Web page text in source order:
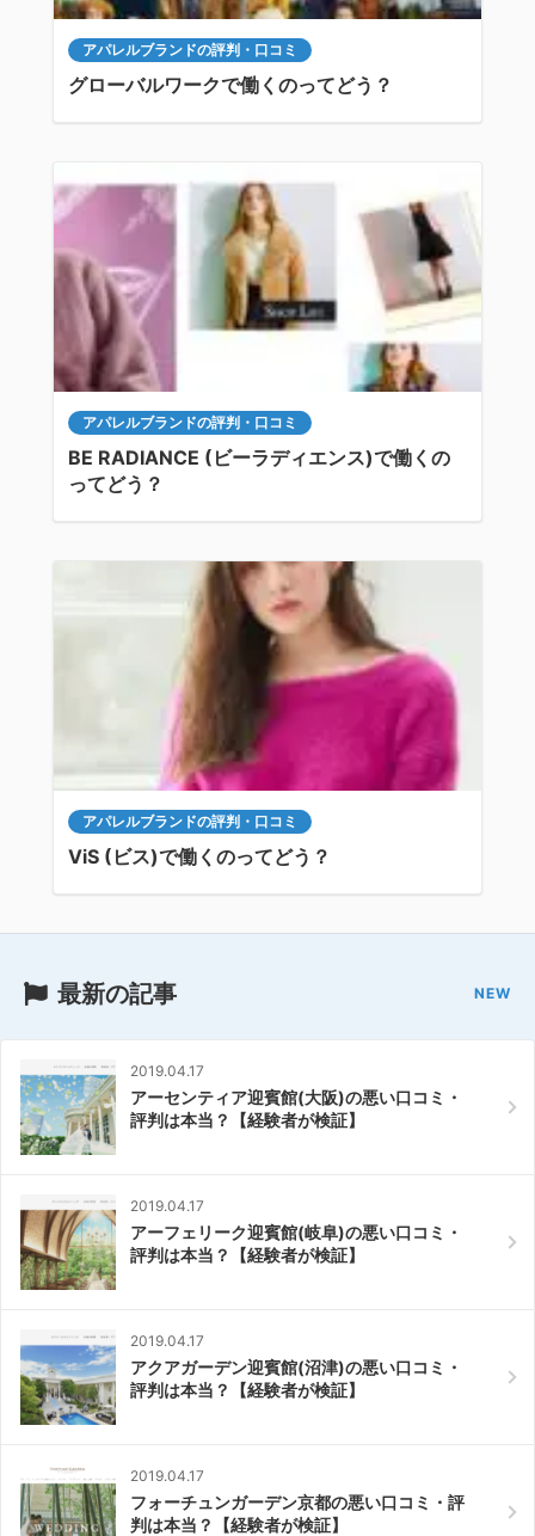
アパレルブランドの評判・口コミ
グローバルワークで働くのってどう？
アパレルブランドの評判・口コミ
BE RADIANCE (ビーラディエンス)で働くの
ってどう？
アパレルブランドの評判・口コミ
ViS (ビス)で働くのってどう？
最新の記事
2019.04.17
アーセンティア迎賓館(大阪)の悪い口コミ・
評判は本当？【経験者が検証】
2019.04.17
アーフェリーク迎賓館(岐阜)の悪い口コミ・
評判は本当？【経験者が検証】
2019.04.17
アクアガーデン迎賓館(沼津)の悪い口コミ・
評判は本当？【経験者が検証】
2019.04.17
フォーチュンガーデン京都の悪い口コミ・評
判は本当？【経験者が検証】